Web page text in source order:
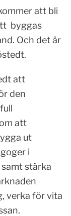
att bli
byggas
Och det är
att
den
att
ut
i
stärka
verka för vita